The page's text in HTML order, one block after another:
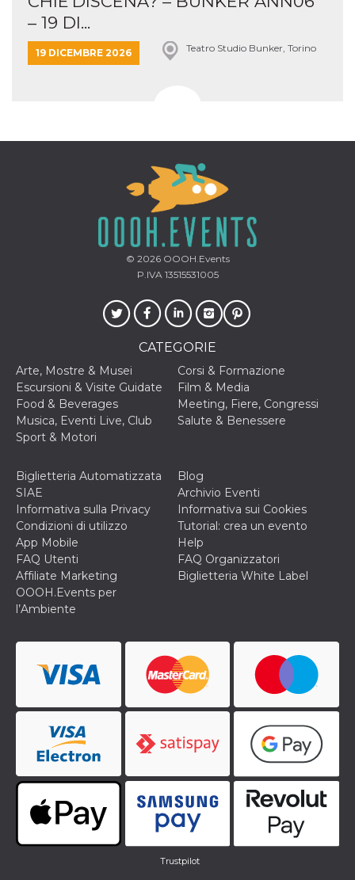
– 19 DI...
19 DICEMBRE 2026 Teatro Studio Bunker, Torino
© 2026OOOH.Events
P.IVA 13515531005
CATEGORIE
Arte, Mostre & Musei
Corsi & Formazione
Escursioni & Visite Guidate
Film & Media
Food & Beverages
Meeting, Fiere, Congressi
Musica, Eventi Live, Club
Salute & Benessere
Sport & Motori
Biglietteria Automatizzata
SIAE
Blog
Archivio Eventi
Informativa sulla Privacy
Informativa sui Cookies
Condizioni di utilizzo
Tutorial: crea un evento
App Mobile
Help
FAQ Utenti
FAQ Organizzatori
Affiliate Marketing
Biglietteria White Label
OOOH.Events per
l’Ambiente
Trustpilot